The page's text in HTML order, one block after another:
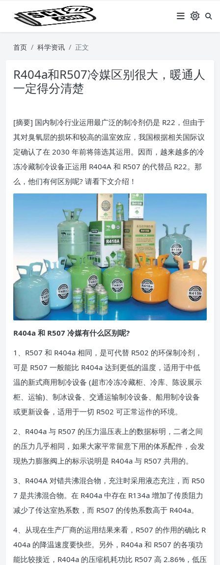
首页 科学资讯 正文
R404a和R507冷媒区别很大，暖通人
一定得分清楚
[摘要] 国内制冷行业运用最广泛的制冷剂仍是 R22，但由于
其对臭氧层的损坏和较高的温室效应，我国根据相关国际议
定确认了在 2030 年前将筛选其运用。因而，越来越多的冷
冻冷藏制冷设备正运用 R404A 和 R507 的代替品 R22。那
么，他们有何区别呢? 请看下文介绍！
R404a 和 R507 冷媒有什么区别呢?
1、R507 和 R404a 相同，是可代替 R502 的环保制冷剂，
可是 R507 一般能比 R404a 达到更低的温度，适用于中低
温的新式商用制冷设备 (超市冷冻冷藏柜、冷库、陈设展示
柜、运输)、制冰设备、交通运输制冷设备、船用制冷设备
或更新设备，适用于一切 R502 可正常运作的环境。
2、R404a 与 R507 的压力温压表上的数据标明，二者之间
的压力几乎相同，如果大家平常留意下用的体系配件，会发
现热力膨胀阀上的标示说明是 R404a 与 R507 共用的。
3、R404A 对错共沸混合物，充注时采用液态充注，而 R50
7 是共沸混合物。在 R404a 中存在 R134a 增加了传质阻力
减少了传达室热系数，而 R507 的传热系数高于 R404a。
4、从现在生产厂商的运用结果来看，R507 的作用的确比 R
404a 的降温速度要快些。另外，R404a 和 R507 的各项功
能比较接近，R404a 的压缩机耗功比 R507 高 2.86%，低压